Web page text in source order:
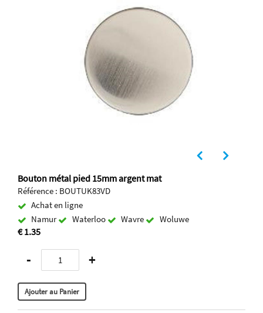
Bouton métal pied 15mm argent mat
Référence : BOUTUK83VD
Achat en ligne
Namur
Waterloo Wavre Woluwe
€ 1.35
- +